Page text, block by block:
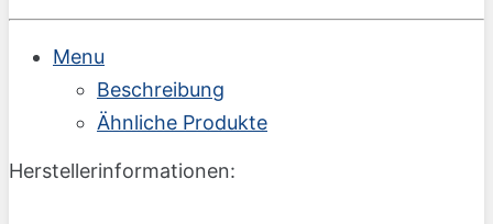
Menu
Beschreibung
Ähnliche Produkte
Herstellerinformationen: